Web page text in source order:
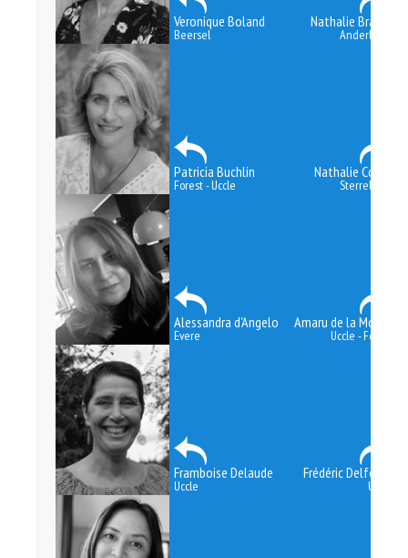
Veronique Boland
Beersel
Nathalie Bracke
Anderlecht
Patricia Buchlin
Forest - Uccle
Nathalie Cosyn
Sterrebeek
Alessandra d'Angelo
Evere
Amaru de la Motta
Uccle - Forest
Framboise Delaude
Uccle
Frédéric Delforge
Uccle